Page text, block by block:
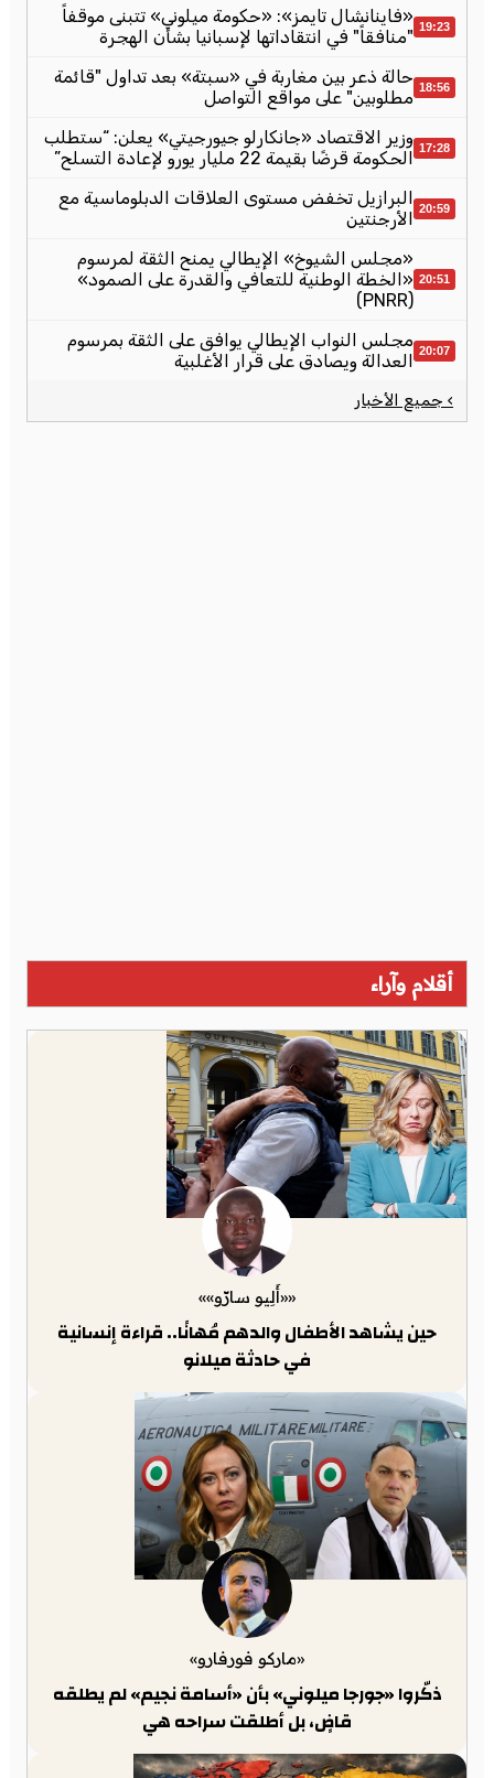
19:23 «فاينانشال تايمز»: «حكومة ميلوني» تتبنى موقفاً
"منافقاً" في انتقاداتها لإسبانيا بشأن الهجرة
18:56 حالة ذعر بين مغاربة في «سبتة» بعد تداول "قائمة
مطلوبين" على مواقع التواصل
17:28 وزير الاقتصاد «جانكارلو جيورجيتي» يعلن: “ستطلب
الحكومة قرضًا بقيمة 22 مليار يورو لإعادة التسلح”
20:59 البرازيل تخفض مستوى العلاقات الدبلوماسية مع
الأرجنتين
20:51
«مجلس الشيوخ» الإيطالي يمنح الثقة لمرسوم
«الخطة الوطنية للتعافي والقدرة على الصمود»
(PNRR)
20:07 مجلس النواب الإيطالي يوافق على الثقة بمرسوم
العدالة ويصادق على قرار الأغلبية
› جميع الأخبار
أقلام وآراء
««أَلِيو سارّو»»
حين يشاهد الأطفال والدهم مُهانًا.. قراءة إنسانية
في حادثة ميلانو
«ماركو فورفارو»
ذكّروا «جورجا ميلوني» بأن «أسامة نجيم» لم يطلقه
قاضٍ، بل أطلقت سراحه هي